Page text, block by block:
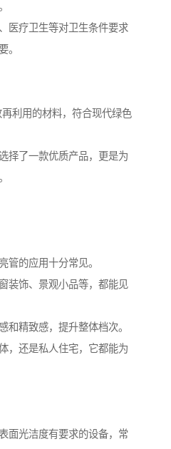
医疗卫生等对卫生条件要求
。
利用的材料，符合现代绿色
择了一款优质产品，更是为
管的应用十分常见。
装饰、景观小品等，都能见
和精致感，提升整体档次。
，还是私人住宅，它都能为
面光洁度有要求的设备，常